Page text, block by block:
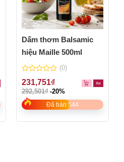
Dấm thơm Balsamic
hiệu Maille 500ml
0
out
of
5
(0)
231,751₫
292,501₫ -20%
Đã bán 544